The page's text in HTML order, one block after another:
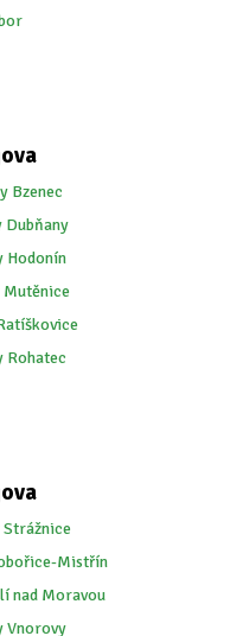
Bzenec
Dubňany
Hodonín
Mutěnice
Rohatec
Strážnice
Mistřín
nad Moravou
Vnorovy